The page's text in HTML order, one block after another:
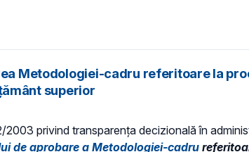
Metodologiei-cadru referitoare la
superior
privind transparenţa decizională în
de aprobare a Metodologiei-cadru